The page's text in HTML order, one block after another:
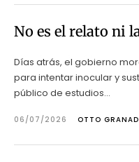
No es el relato ni
Días atrás, el gobierno
para intentar inocular y
público de estudios...
06/07/2026 OTTO